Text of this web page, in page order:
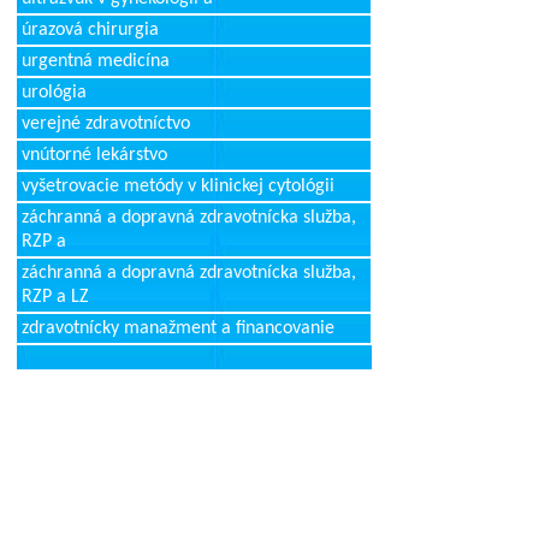
úrazová chirurgia
urgentná medicína
urológia
verejné zdravotníctvo
vnútorné lekárstvo
vyšetrovacie metódy v klinickej cytológii
záchranná a dopravná zdravotnícka služba,
RZP a
záchranná a dopravná zdravotnícka služba,
RZP a LZ
zdravotnícky manažment a financovanie